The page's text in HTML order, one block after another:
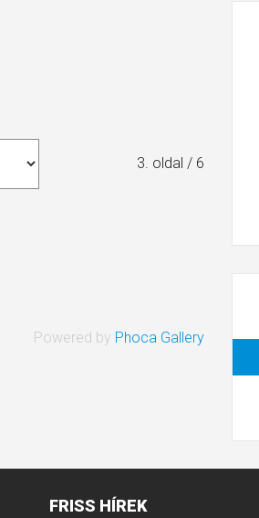
3. oldal / 6
Powered by Phoca Gallery
FRISS HÍREK